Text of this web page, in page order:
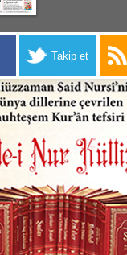
Takip et